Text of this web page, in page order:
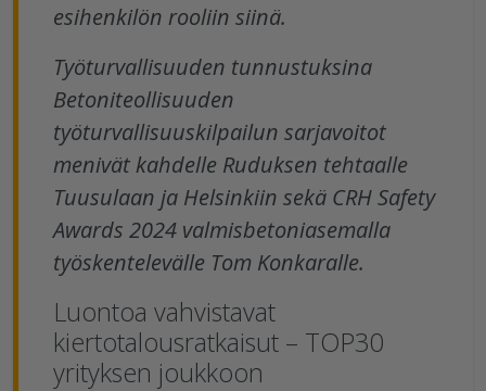
esihenkilön rooliin siinä.
Työturvallisuuden tunnustuksina
Betoniteollisuuden
työturvallisuuskilpailun sarjavoitot
menivät kahdelle Ruduksen tehtaalle
Tuusulaan ja Helsinkiin sekä CRH Safety
Awards 2024 valmisbetoniasemalla
työskentelevälle Tom Konkaralle.
Luontoa vahvistavat
kiertotalousratkaisut – TOP30
yrityksen joukkoon